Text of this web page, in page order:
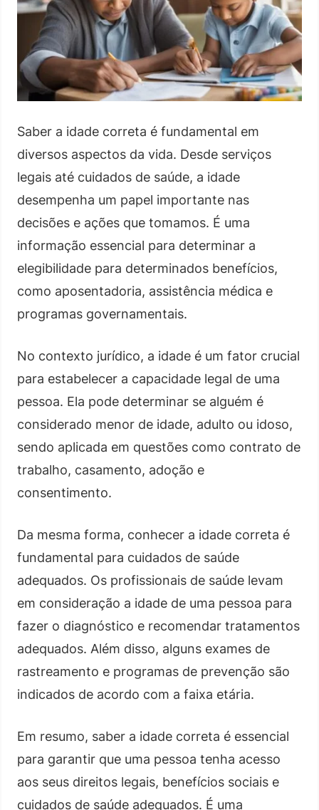
Saber a idade correta é fundamental em
diversos aspectos da vida. Desde serviços
legais até cuidados de saúde, a idade
desempenha um papel importante nas
decisões e ações que tomamos. É uma
informação essencial para determinar a
elegibilidade para determinados benefícios,
como aposentadoria, assistência médica e
programas governamentais.
No contexto jurídico, a idade é um fator crucial
para estabelecer a capacidade legal de uma
pessoa. Ela pode determinar se alguém é
considerado menor de idade, adulto ou idoso,
sendo aplicada em questões como contrato de
trabalho, casamento, adoção e
consentimento.
Da mesma forma, conhecer a idade correta é
fundamental para cuidados de saúde
adequados. Os profissionais de saúde levam
em consideração a idade de uma pessoa para
fazer o diagnóstico e recomendar tratamentos
adequados. Além disso, alguns exames de
rastreamento e programas de prevenção são
indicados de acordo com a faixa etária.
Em resumo, saber a idade correta é essencial
para garantir que uma pessoa tenha acesso
aos seus direitos legais, benefícios sociais e
cuidados de saúde adequados. É uma